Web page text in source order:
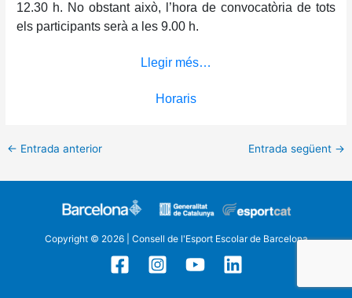
12.30 h. No obstant això, l’hora de convocatòria de tots
els participants serà a les 9.00 h.
Llegir més…
Horaris
← Entrada anterior Entrada següent →
Copyright © 2026 | Consell de l'Esport Escolar de Barcelona